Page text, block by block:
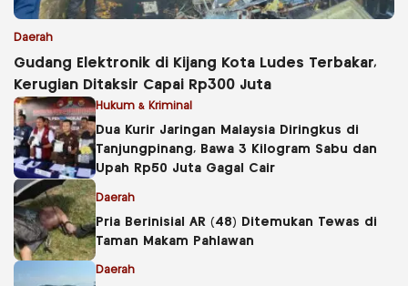
Daerah
Gudang Elektronik di Kijang Kota Ludes Terbakar,
Kerugian Ditaksir Capai Rp300 Juta
Hukum & Kriminal
Dua Kurir Jaringan Malaysia Diringkus di
Tanjungpinang, Bawa 3 Kilogram Sabu dan
Upah Rp50 Juta Gagal Cair
Daerah
Pria Berinisial AR (48) Ditemukan Tewas di
Taman Makam Pahlawan
Daerah